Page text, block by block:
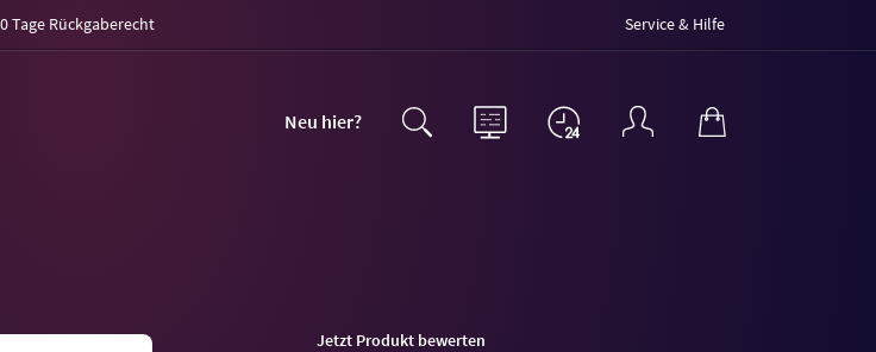
Tage Rückgaberecht Service & Hilfe
Neu hier?
Jetzt Produkt bewerten